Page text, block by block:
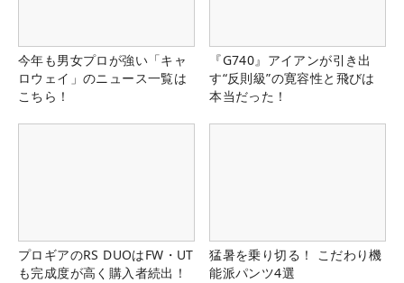
今年も男女プロが強い「キャ
ロウェイ」のニュース一覧は
こちら！
『G740』アイアンが引き出
す“反則級”の寛容性と飛びは
本当だった！
プロギアのRS DUOはFW・UT
も完成度が高く購入者続出！
猛暑を乗り切る！ こだわり機
能派パンツ4選